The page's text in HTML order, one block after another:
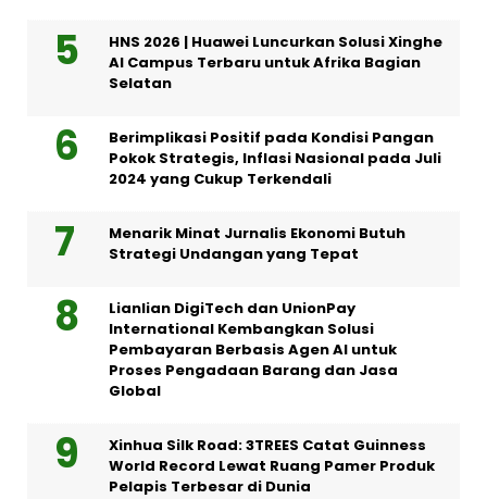
HNS 2026 | Huawei Luncurkan Solusi Xinghe
AI Campus Terbaru untuk Afrika Bagian
Selatan
Berimplikasi Positif pada Kondisi Pangan
Pokok Strategis, Inflasi Nasional pada Juli
2024 yang Cukup Terkendali
Menarik Minat Jurnalis Ekonomi Butuh
Strategi Undangan yang Tepat
Lianlian DigiTech dan UnionPay
International Kembangkan Solusi
Pembayaran Berbasis Agen AI untuk
Proses Pengadaan Barang dan Jasa
Global
Xinhua Silk Road: 3TREES Catat Guinness
World Record Lewat Ruang Pamer Produk
Pelapis Terbesar di Dunia